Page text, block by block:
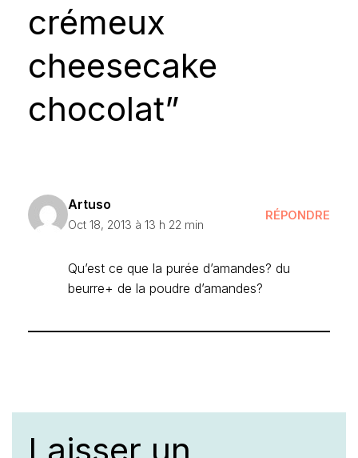
crémeux
cheesecake
chocolat”
Artuso
Oct 18, 2013 à 13 h 22 min
RÉPONDRE
Qu’est ce que la purée d’amandes? du
beurre+ de la poudre d’amandes?
Laisser un